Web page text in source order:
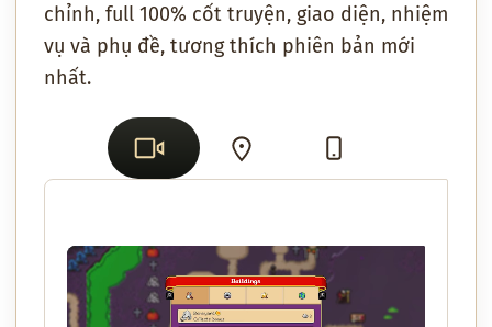
chỉnh, full 100% cốt truyện, giao diện, nhiệm
vụ và phụ đề, tương thích phiên bản mới
nhất.